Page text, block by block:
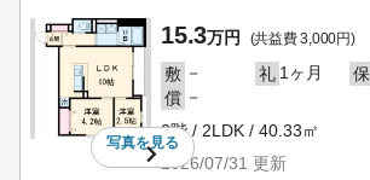
写真を見る
15.3万円 (共益費 3,000円)
敷 － 礼 1ヶ月 保
償 －
2階 / 2LDK / 40.33㎡
2026/07/31 更新